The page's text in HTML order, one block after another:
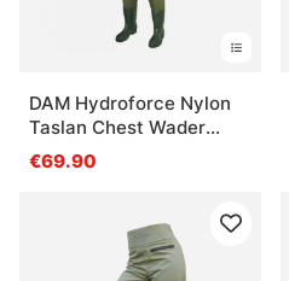
DAM Hydroforce Nylon
Taslan Chest Wader
Bootfoot Cleated
€69.90